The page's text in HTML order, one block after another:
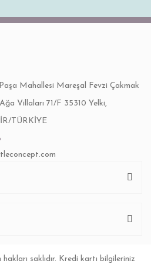
Mahallesi Mareşal Fevzi Çakmak
Villaları 71/F 35310 Yelki,
TÜRKİYE
saklıdır. Kredi kartı bilgileriniz